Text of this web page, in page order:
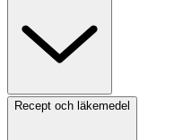
Recept och läkemedel